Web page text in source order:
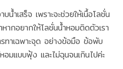
น้ำเสร็จ เพราะจะช่วยให้เนื้อโลชั่น
ากอยากให้โลชั่นน้ำหอมติดตัวเรา
ทาเฉพาะจุด อย่างข้อมือ ข้อพับ
มแบบฟุ้ง และไม่ฉุนจนเกินไปค่ะ